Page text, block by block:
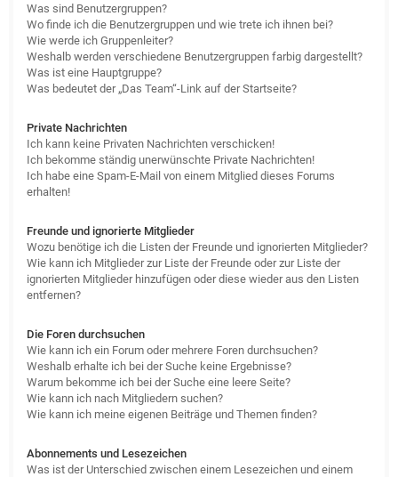
Was sind Benutzergruppen?
Wo finde ich die Benutzergruppen und wie trete ich ihnen bei?
Wie werde ich Gruppenleiter?
Weshalb werden verschiedene Benutzergruppen farbig dargestellt?
Was ist eine Hauptgruppe?
Was bedeutet der „Das Team“-Link auf der Startseite?
Private Nachrichten
Ich kann keine Privaten Nachrichten verschicken!
Ich bekomme ständig unerwünschte Private Nachrichten!
Ich habe eine Spam-E-Mail von einem Mitglied dieses Forums
erhalten!
Freunde und ignorierte Mitglieder
Wozu benötige ich die Listen der Freunde und ignorierten Mitglieder?
Wie kann ich Mitglieder zur Liste der Freunde oder zur Liste der
ignorierten Mitglieder hinzufügen oder diese wieder aus den Listen
entfernen?
Die Foren durchsuchen
Wie kann ich ein Forum oder mehrere Foren durchsuchen?
Weshalb erhalte ich bei der Suche keine Ergebnisse?
Warum bekomme ich bei der Suche eine leere Seite?
Wie kann ich nach Mitgliedern suchen?
Wie kann ich meine eigenen Beiträge und Themen finden?
Abonnements und Lesezeichen
Was ist der Unterschied zwischen einem Lesezeichen und einem